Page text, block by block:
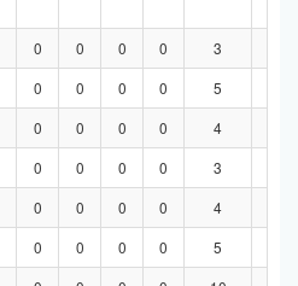
0 0 0 0 3
0 0 0 0 5
0 0 0 0 4
0 0 0 0 3
0 0 0 0 4
0 0 0 0 5